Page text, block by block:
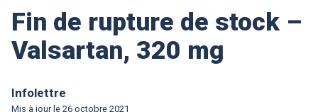
Fin de rupture de stock –
Valsartan, 320 mg
Infolettre
Mis à jour le 26 octobre 2021